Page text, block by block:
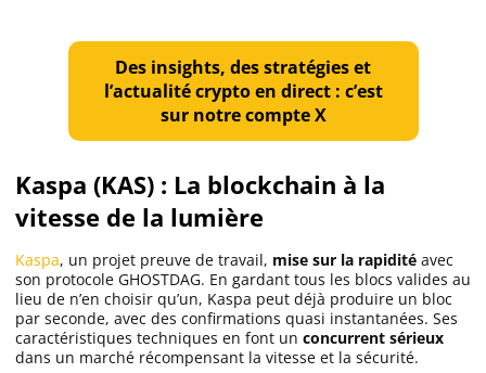
Des insights, des stratégies et
l’actualité crypto en direct : c’est
sur notre compte X
Kaspa (KAS) : La blockchain à la
vitesse de la lumière
Kaspa, un projet preuve de travail, mise sur la rapidité avec
son protocole GHOSTDAG. En gardant tous les blocs valides au
lieu de n’en choisir qu’un, Kaspa peut déjà produire un bloc
par seconde, avec des confirmations quasi instantanées. Ses
caractéristiques techniques en font un concurrent sérieux
dans un marché récompensant la vitesse et la sécurité.